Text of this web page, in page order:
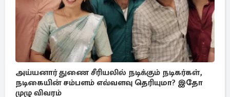
அய்யனார் துணை சீரியலில் நடிக்கும் நடிகர்கள்,
நடிகையின் சம்பளம் எவ்வளவு தெரியுமா? இதோ
முழு விவரம்